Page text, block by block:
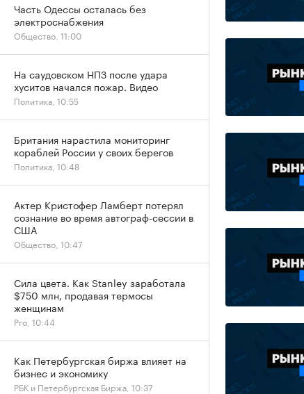
Часть Одессы осталась без
электроснабжения
Общество, 11:00
На саудовском НПЗ после удара
хуситов начался пожар. Видео
Политика, 10:55
Британия нарастила мониторинг
кораблей России у своих берегов
Политика, 10:48
Актер Кристофер Ламберт потерял
сознание во время автограф-сессии в
США
Общество, 10:47
Сила цвета. Как Stanley заработала
$750 млн, продавая термосы
женщинам
Pro, 10:44
Как Петербургская биржа влияет на
бизнес и экономику
РБК и Петербургская Биржа, 10:37